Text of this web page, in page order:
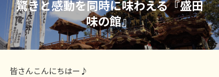
驚きと感動を同時に味わえる『盛田
味の館』
皆さんこんにちはー♪